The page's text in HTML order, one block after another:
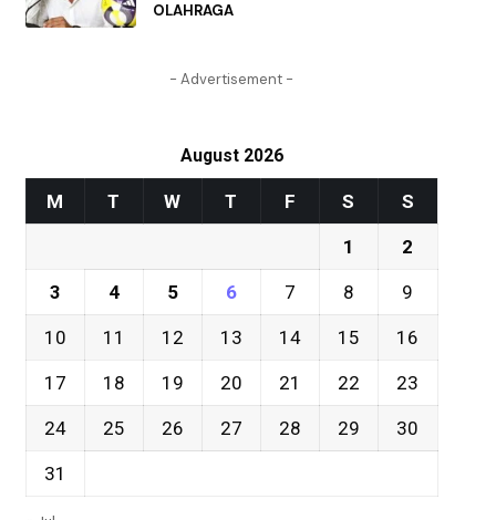
OLAHRAGA
- Advertisement -
August 2026
M T W T F S S
1 2
3 4 5 6 7 8 9
10 11 12 13 14 15 16
17 18 19 20 21 22 23
24 25 26 27 28 29 30
31